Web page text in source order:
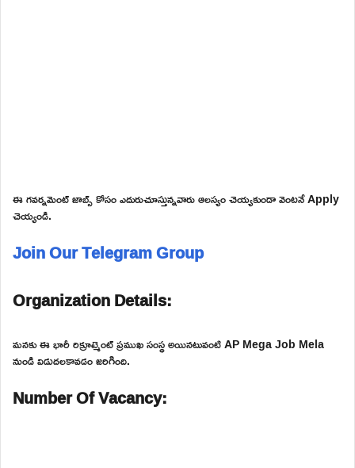
ఈ గవర్నమెంట్ జాబ్స్ కోసం ఎదురుచూస్తున్నవారు ఆలస్యం చెయ్యకుండా వెంటనే Apply
చెయ్యండి.
Join Our Telegram Group
Organization Details:
మనకు ఈ భారీ రిక్రూట్మెంట్ ప్రముఖ సంస్థ అయినటువంటి AP Mega Job Mela
నుండి విడుదలకావడం జరిగింది.
Number Of Vacancy: